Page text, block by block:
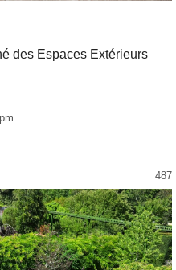
des Espaces Extérieurs
487